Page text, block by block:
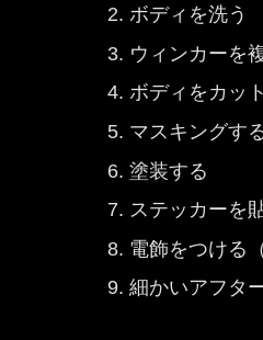
ボディを洗う
ウィンカーを
ボディをカッ
マスキングす
塗装する
ステッカーを
電飾をつける
細かいアフタ